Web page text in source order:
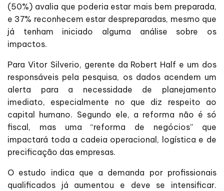
(50%) avalia que poderia estar mais bem preparada,
e 37% reconhecem estar despreparadas, mesmo que
já tenham iniciado alguma análise sobre os
impactos.
Para Vitor Silverio, gerente da Robert Half e um dos
responsáveis pela pesquisa, os dados acendem um
alerta para a necessidade de planejamento
imediato, especialmente no que diz respeito ao
capital humano. Segundo ele, a reforma não é só
fiscal, mas uma “reforma de negócios” que
impactará toda a cadeia operacional, logística e de
precificação das empresas.
O estudo indica que a demanda por profissionais
qualificados já aumentou e deve se intensificar.